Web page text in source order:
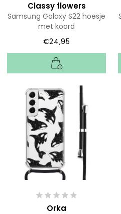
Classy flowers
Samsung Galaxy S22 hoesje
met koord
€24,95
Orka